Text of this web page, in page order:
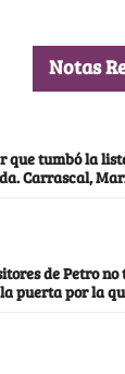
Notas
que tumbó la
Carrascal,
de Petro
puerta por la